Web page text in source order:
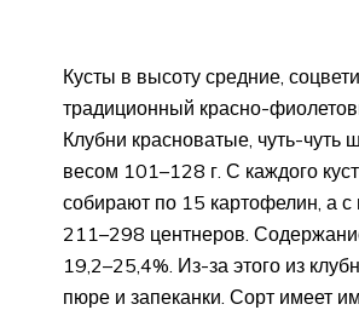
Кусты в высоту средние,
традиционный красно-
Клубни красноватые, чуть-чуть
весом 101–128 г. С каждого
собирают по 15 картофелин, а с
211–298 центнеров.
19,2–25,4%. Из-за этого из
пюре и запеканки. Сорт имеет